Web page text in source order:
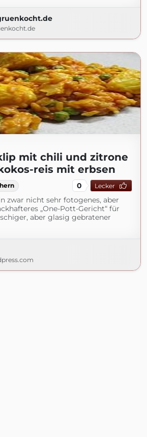
mit chili und zitrone
reis mit erbsen
0 Lecker
zwar nicht sehr fotogenes, aber
„One-Pott-Gericht“ für
aber glasig gebratener